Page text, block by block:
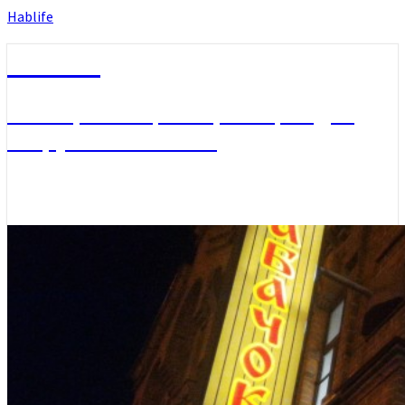
Hablife